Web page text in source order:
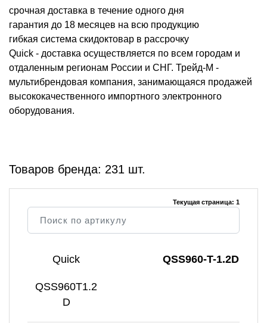
срочная доставка в течение одного дня
гарантия до 18 месяцев на всю продукцию
гибкая система скидоктовар в рассрочку
Quick - доставка осуществляется по всем городам и
отдаленным регионам России и СНГ. Трейд-М -
мультибрендовая компания, занимающаяся продажей
высококачественного импортного электронного
оборудования.
Товаров бренда: 231 шт.
Текущая страница: 1
Quick QSS960-T-1.2D
QSS960T1.2
D